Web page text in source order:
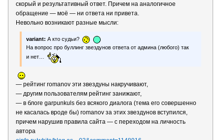
скорый и результативный ответ. Причем на аналогичное
обращение — моё — ни ответа ни привета.
Невольно возникают разные мысли:
variant: А кто судьи?
На вопрос про буллинг звездунов ответа от админа (любого) так
и нет…
— рейтинг romanov эти звездуны накручивают,
— другим пользователям рейтинг занижают,
— в блоге garpunkuls без всякого диалога (тема его совершенно
не касалась вроде бы) romanov за этих звездунов вступился,
причем нарушив правила сайта — с переходом на личность
автора